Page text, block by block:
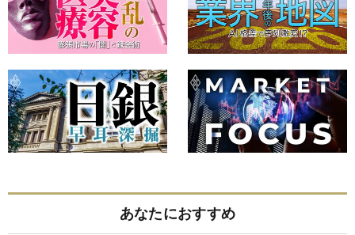
あなたにおすすめ